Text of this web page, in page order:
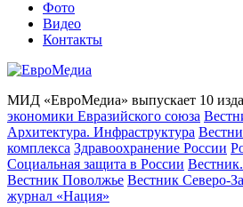
Фото
Видео
Контакты
МИД «ЕвроМедиа» выпускает 10
экономики Евразийского союза
Архитектура. Инфраструктура
комплекса Здравоохранение России
Социальная защита в России
Вестник Поволжье Вестник Северо-
журнал «Нация»